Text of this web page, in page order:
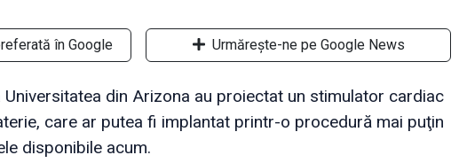
în Google Urmărește-ne pe Google News
Universitatea din Arizona au proiectat un stimulator cardiac
care ar putea fi implantat printr-o procedură mai puţin
disponibile acum.